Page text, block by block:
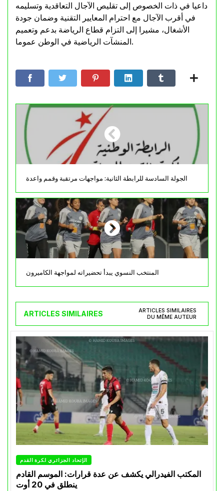
داعيا في ذات الخصوص إلى تقليص الآجال التعاقدية وتسليمه
في أقرب الآجال مع احترام المعايير التقنية وضمان جودة
الأشغال، مشيرا إلى التزام قطاع الرياضة بدعم وتعميم
المنشآت الرياضية في الوطن عموما.
الجولة السادسة للرابطة الثانية: مواجهات مرتقبة وقمم واعدة
المنتخب النسوي يبدأ تحضيراته لمواجهة الكاميرون
ARTICLES SIMILAIRES
ARTICLES SIMILAIRES
DU MÊME AUTEUR
الإتحاد الجزائري لكرة القدم
المكتب الفيدرالي يكشف عن عدة قرارات: الموسم القادم
ينطلق في 20 أوت